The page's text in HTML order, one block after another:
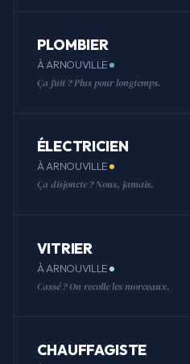
PLOMBIER
À ARNOUVILLE
Ça fuit ? Plus pour longtemps.
ÉLECTRICIEN
À ARNOUVILLE
Ça disjoncte ? Nous, jamais.
VITRIER
À ARNOUVILLE
Cassé ? On recolle les morceaux.
CHAUFFAGISTE